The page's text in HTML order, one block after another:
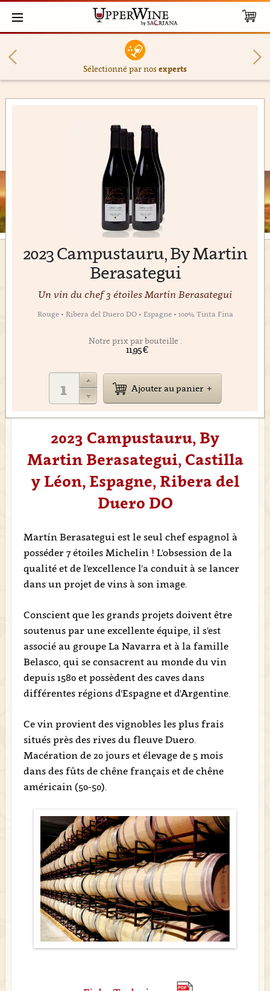
Sélectionné par nosexperts
2023 Campustauru, By Martin
Berasategui
Un vin du chef 3 étoiles Martin Berasategui
Rouge • Ribera del Duero DO • Espagne • 100% Tinta Fina
Notre prix par bouteille :
11,95 €
Ajouter au panier
2023 Campustauru, By
Martin Berasategui, Castilla
y Léon, Espagne, Ribera del
Duero DO
Martín Berasategui est le seul chef espagnol à
posséder 7 étoiles Michelin ! L'obsession de la
qualité et de l'excellence l'a conduit à se lancer
dans un projet de vins à son image.
Conscient que les grands projets doivent être
soutenus par une excellente équipe, il s'est
associé au groupe La Navarra et à la famille
Belasco, qui se consacrent au monde du vin
depuis 1580 et possèdent des caves dans
différentes régions d'Espagne et d'Argentine.
Ce vin provient des vignobles les plus frais
situés près des rives du fleuve Duero.
Macération de 20 jours et élevage de 5 mois
dans des fûts de chêne français et de chêne
américain (50-50).